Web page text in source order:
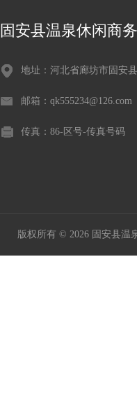
固安县温泉休闲商
地址：河北省廊坊市固安县
邮箱：qk555234@126.com
传真：86-区号-传真号码
版权所有 © 2026 固安县